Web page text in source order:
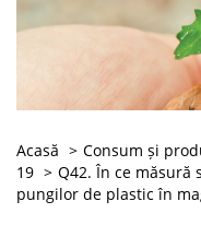
Acasă Consum și
19
Q42. În ce măsură
pungilor de plastic în